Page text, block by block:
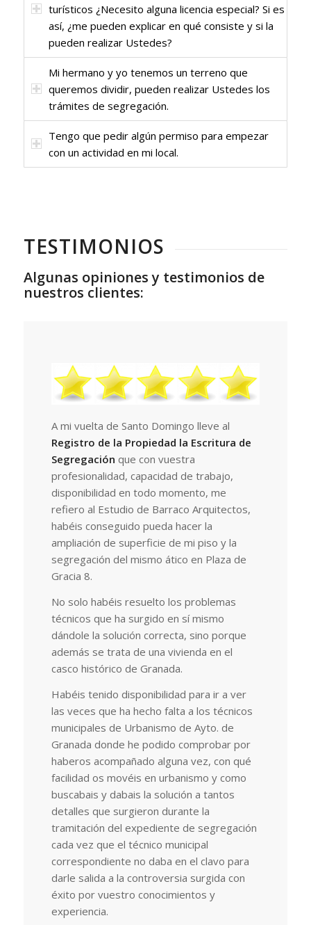
turísticos ¿Necesito alguna licencia especial? Si es
así, ¿me pueden explicar en qué consiste y si la
pueden realizar Ustedes?
Mi hermano y yo tenemos un terreno que
queremos dividir, pueden realizar Ustedes los
trámites de segregación.
Tengo que pedir algún permiso para empezar
con un actividad en mi local.
TESTIMONIOS
Algunas opiniones y testimonios de
nuestros clientes:
A mi vuelta de Santo Domingo lleve al
Registro de la Propiedad la Escritura de
Segregación que con vuestra
profesionalidad, capacidad de trabajo,
disponibilidad en todo momento, me
refiero al Estudio de Barraco Arquitectos,
habéis conseguido pueda hacer la
ampliación de superficie de mi piso y la
segregación del mismo ático en Plaza de
Gracia 8.
No solo habéis resuelto los problemas
técnicos que ha surgido en sí mismo
dándole la solución correcta, sino porque
además se trata de una vivienda en el
casco histórico de Granada.
Habéis tenido disponibilidad para ir a ver
las veces que ha hecho falta a los técnicos
municipales de Urbanismo de Ayto. de
Granada donde he podido comprobar por
haberos acompañado alguna vez, con qué
facilidad os movéis en urbanismo y como
buscabais y dabais la solución a tantos
detalles que surgieron durante la
tramitación del expediente de segregación
cada vez que el técnico municipal
correspondiente no daba en el clavo para
darle salida a la controversia surgida con
éxito por vuestro conocimientos y
experiencia.